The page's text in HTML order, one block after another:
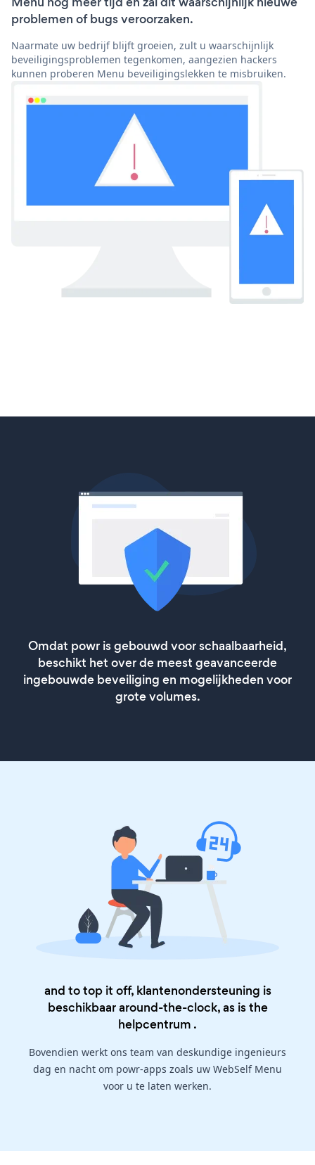
problemen of bugs veroorzaken.
Naarmate uw bedrijf blijft groeien, zult u waarschijnlijk
beveiligingsproblemen tegenkomen, aangezien hackers
kunnen proberen Menu beveiligingslekken te misbruiken.
Omdat powr is gebouwd voor schaalbaarheid,
beschikt het over de meest geavanceerde
ingebouwde beveiliging en mogelijkheden voor
grote volumes.
and to top it off, klantenondersteuning is
beschikbaar around-the-clock, as is the
helpcentrum .
Bovendien werkt ons team van deskundige ingenieurs
dag en nacht om powr-apps zoals uw WebSelf Menu
voor u te laten werken.